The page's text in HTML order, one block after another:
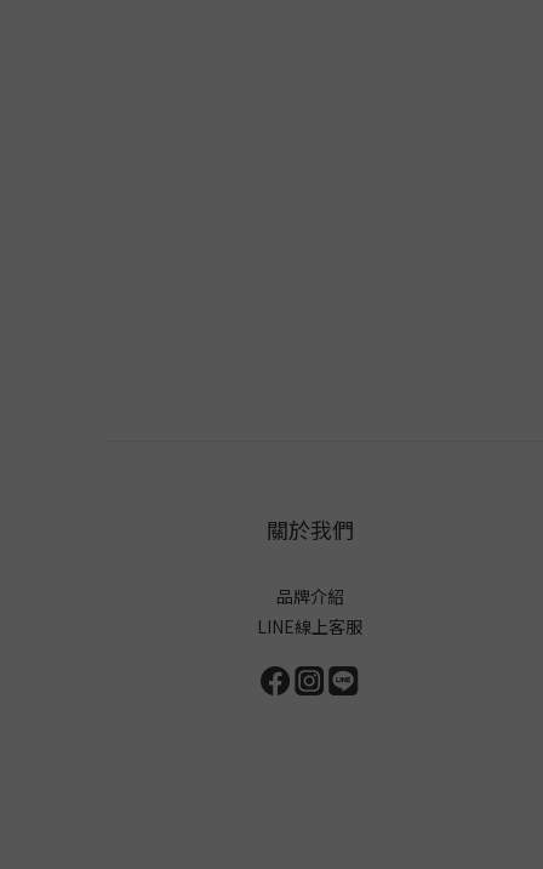
關於我們
品牌介紹
LINE線上客服